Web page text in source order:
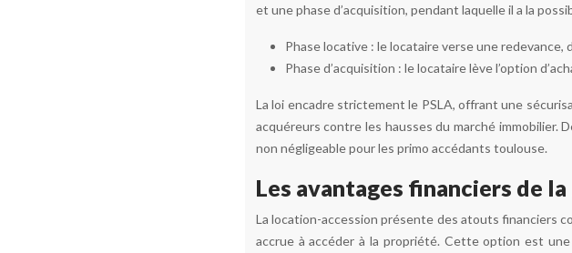
et une phase d’acquisition, pendant laquelle il a la
Phase locative : le locataire verse une
Phase d’acquisition : le locataire lève l’option
La loi encadre strictement le PSLA, offrant une
acquéreurs contre les hausses du marché immobilier.
non négligeable pour les primo accédants toulouse.
Les avantages financiers de
La location-accession présente des atouts financiers
accrue à accéder à la propriété. Cette option est